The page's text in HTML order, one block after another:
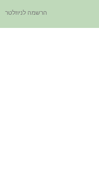
הרשמה לניוזלטר